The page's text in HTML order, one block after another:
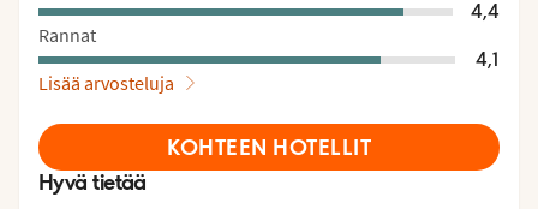
4,4
Rannat
4,1
Lisää arvosteluja
KOHTEEN HOTELLIT
Hyvä tietää